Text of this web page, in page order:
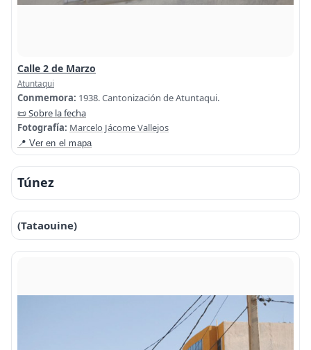
Calle 2 de Marzo
Atuntaqui
Conmemora: 1938. Cantonización de Atuntaqui.
📜 Sobre la fecha
Fotografía: Marcelo Jácome Vallejos
📍 Ver en el mapa
Túnez
(Tataouine)